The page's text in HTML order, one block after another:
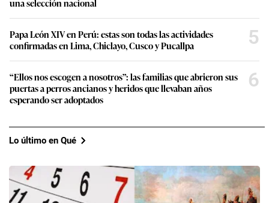
una selección nacional
Papa León XIV en Perú: estas son todas las actividades
confirmadas en Lima, Chiclayo, Cusco y Pucallpa
5
“Ellos nos escogen a nosotros”: las familias que abrieron sus
puertas a perros ancianos y heridos que llevaban años
esperando ser adoptados
6
Lo último en Qué